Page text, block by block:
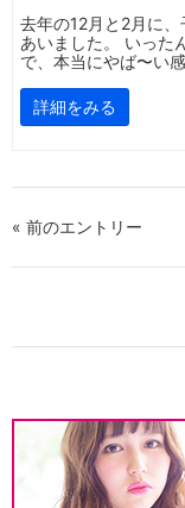
去年の12月と2月に
あいました。 いった
で、本当にやば〜い
詳細をみる
« 前のエントリー